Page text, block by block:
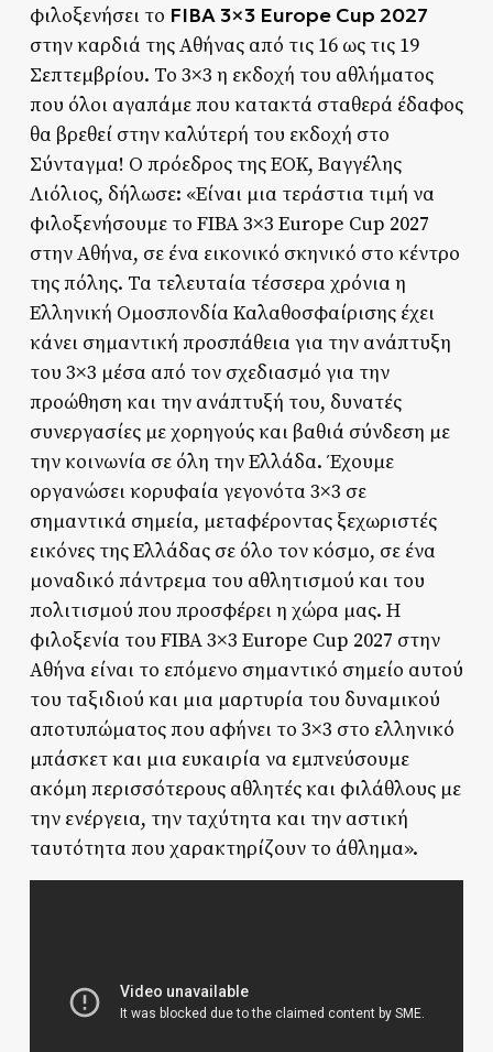
φιλοξενήσει το FIBA 3×3 Europe Cup 2027
στην καρδιά της Αθήνας από τις 16 ως τις 19
Σεπτεμβρίου. Το 3×3 η εκδοχή του αθλήματος
που όλοι αγαπάμε που κατακτά σταθερά έδαφος
θα βρεθεί στην καλύτερή του εκδοχή στο
Σύνταγμα! Ο πρόεδρος της ΕΟΚ, Βαγγέλης
Λιόλιος, δήλωσε: «Είναι μια τεράστια τιμή να
φιλοξενήσουμε το FIBA 3×3 Europe Cup 2027
στην Αθήνα, σε ένα εικονικό σκηνικό στο κέντρο
της πόλης. Τα τελευταία τέσσερα χρόνια η
Ελληνική Ομοσπονδία Καλαθοσφαίρισης έχει
κάνει σημαντική προσπάθεια για την ανάπτυξη
του 3×3 μέσα από τον σχεδιασμό για την
προώθηση και την ανάπτυξή του, δυνατές
συνεργασίες με χορηγούς και βαθιά σύνδεση με
την κοινωνία σε όλη την Ελλάδα. Έχουμε
οργανώσει κορυφαία γεγονότα 3×3 σε
σημαντικά σημεία, μεταφέροντας ξεχωριστές
εικόνες της Ελλάδας σε όλο τον κόσμο, σε ένα
μοναδικό πάντρεμα του αθλητισμού και του
πολιτισμού που προσφέρει η χώρα μας. Η
φιλοξενία του FIBA 3×3 Europe Cup 2027 στην
Αθήνα είναι το επόμενο σημαντικό σημείο αυτού
του ταξιδιού και μια μαρτυρία του δυναμικού
αποτυπώματος που αφήνει το 3×3 στο ελληνικό
μπάσκετ και μια ευκαιρία να εμπνεύσουμε
ακόμη περισσότερους αθλητές και φιλάθλους με
την ενέργεια, την ταχύτητα και την αστική
ταυτότητα που χαρακτηρίζουν το άθλημα».